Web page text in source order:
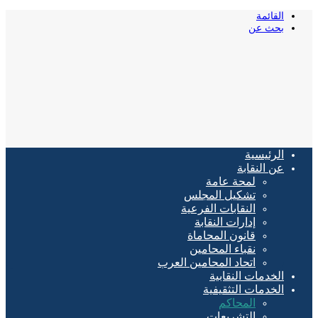
القائمة
بحث عن
الرئيسية
عن النقابة
لمحة عامة
تشكيل المجلس
النقابات الفرعية
إدارات النقابة
قانون المحاماة
نقباء المحامين
اتحاد المحامين العرب
الخدمات النقابية
الخدمات التثقيفية
المحاكم